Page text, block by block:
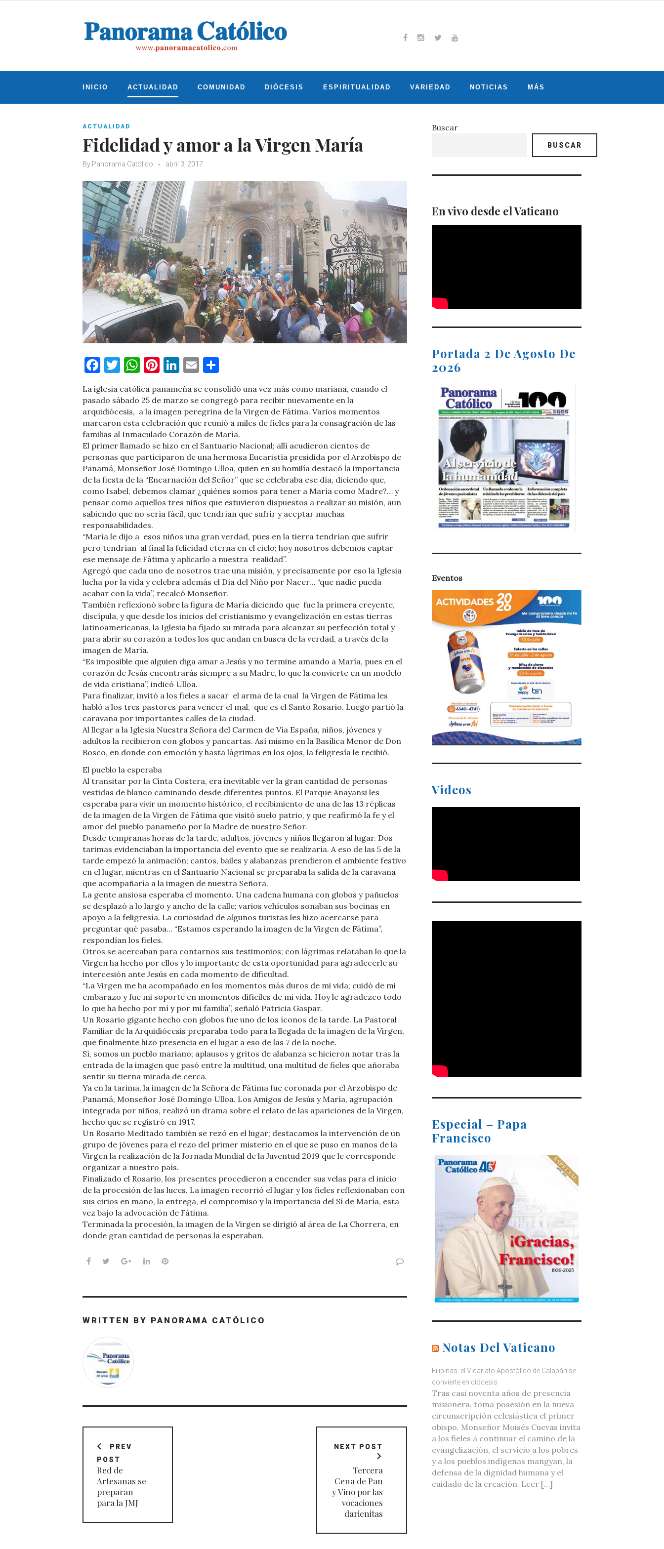
INICIO ACTUALIDAD COMUNIDAD DIÓCESIS ESPIRITUALIDAD VARIEDAD NOTICIAS MÁS
ACTUALIDAD
Fidelidad y amor a la Virgen María
By Panorama Católico abril 3, 2017
Facebook
Twitter
WhatsApp
Pinterest
LinkedIn
Email
La iglesia católica panameña se consolidó una vez más como mariana, cuando el
pasado sábado 25 de marzo se congregó para recibir nuevamente en la
arquidiócesis, a la imagen peregrina de la Virgen de Fátima. Varios momentos
marcaron esta celebración que reunió a miles de fieles para la consagración de las
familias al Inmaculado Corazón de María.
El primer llamado se hizo en el Santuario Nacional; allí acudieron cientos de
personas que participaron de una hermosa Eucaristía presidida por el Arzobispo de
Panamá, Monseñor José Domingo Ulloa, quien en su homilía destacó la importancia
de la fiesta de la “Encarnación del Señor” que se celebraba ese día, diciendo que,
como Isabel, debemos clamar ¿quiénes somos para tener a María como Madre?… y
pensar como aquellos tres niños que estuvieron dispuestos a realizar su misión, aun
sabiendo que no sería fácil, que tendrían que sufrir y aceptar muchas
responsabilidades.
“María le dijo a esos niños una gran verdad, pues en la tierra tendrían que sufrir
pero tendrían al final la felicidad eterna en el cielo; hoy nosotros debemos captar
ese mensaje de Fátima y aplicarlo a nuestra realidad”.
Agregó que cada uno de nosotros trae una misión, y precisamente por eso la Iglesia
lucha por la vida y celebra además el Día del Niño por Nacer… “que nadie pueda
acabar con la vida”, recalcó Monseñor.
También reflexionó sobre la figura de María diciendo que fue la primera creyente,
discípula, y que desde los inicios del cristianismo y evangelización en estas tierras
latinoamericanas, la Iglesia ha fijado su mirada para alcanzar su perfección total y
para abrir su corazón a todos los que andan en busca de la verdad, a través de la
imagen de María.
“Es imposible que alguien diga amar a Jesús y no termine amando a María, pues en el
corazón de Jesús encontrarás siempre a su Madre, lo que la convierte en un modelo
de vida cristiana”, indicó Ulloa.
Para finalizar, invitó a los fieles a sacar el arma de la cual la Virgen de Fátima les
habló a los tres pastores para vencer el mal, que es el Santo Rosario. Luego partió la
caravana por importantes calles de la ciudad.
Al llegar a la Iglesia Nuestra Señora del Carmen de Vía España, niños, jóvenes y
adultos la recibieron con globos y pancartas. Así mismo en la Basílica Menor de Don
Bosco, en donde con emoción y hasta lágrimas en los ojos, la feligresía le recibió.
El pueblo la esperaba
Al transitar por la Cinta Costera, era inevitable ver la gran cantidad de personas
vestidas de blanco caminando desde diferentes puntos. El Parque Anayansi les
esperaba para vivir un momento histórico, el recibimiento de una de las 13 réplicas
de la imagen de la Virgen de Fátima que visitó suelo patrio, y que reafirmó la fe y el
amor del pueblo panameño por la Madre de nuestro Señor.
Desde tempranas horas de la tarde, adultos, jóvenes y niños llegaron al lugar. Dos
tarimas evidenciaban la importancia del evento que se realizaría. A eso de las 5 de la
tarde empezó la animación; cantos, bailes y alabanzas prendieron el ambiente festivo
en el lugar, mientras en el Santuario Nacional se preparaba la salida de la caravana
que acompañaría a la imagen de nuestra Señora.
La gente ansiosa esperaba el momento. Una cadena humana con globos y pañuelos
se desplazó a lo largo y ancho de la calle; varios vehículos sonaban sus bocinas en
apoyo a la feligresía. La curiosidad de algunos turistas les hizo acercarse para
preguntar qué pasaba… “Estamos esperando la imagen de la Virgen de Fátima”,
respondían los fieles.
Otros se acercaban para contarnos sus testimonios; con lágrimas relataban lo que la
Virgen ha hecho por ellos y lo importante de esta oportunidad para agradecerle su
intercesión ante Jesús en cada momento de dificultad.
“La Virgen me ha acompañado en los momentos más duros de mi vida; cuidó de mi
embarazo y fue mi soporte en momentos difíciles de mi vida. Hoy le agradezco todo
lo que ha hecho por mí y por mi familia”, señaló Patricia Gaspar.
Un Rosario gigante hecho con globos fue uno de los íconos de la tarde. La Pastoral
Familiar de la Arquidiócesis preparaba todo para la llegada de la imagen de la Virgen,
que finalmente hizo presencia en el lugar a eso de las 7 de la noche.
Sí, somos un pueblo mariano; aplausos y gritos de alabanza se hicieron notar tras la
entrada de la imagen que pasó entre la multitud, una multitud de fieles que añoraba
sentir su tierna mirada de cerca.
Ya en la tarima, la imagen de la Señora de Fátima fue coronada por el Arzobispo de
Panamá, Monseñor José Domingo Ulloa. Los Amigos de Jesús y María, agrupación
integrada por niños, realizó un drama sobre el relato de las apariciones de la Virgen,
hecho que se registró en 1917.
Un Rosario Meditado también se rezó en el lugar; destacamos la intervención de un
grupo de jóvenes para el rezo del primer misterio en el que se puso en manos de la
Virgen la realización de la Jornada Mundial de la Juventud 2019 que le corresponde
organizar a nuestro país.
Finalizado el Rosario, los presentes procedieron a encender sus velas para el inicio
de la procesión de las luces. La imagen recorrió el lugar y los fieles reflexionaban con
sus cirios en mano, la entrega, el compromiso y la importancia del Sí de María, esta
vez bajo la advocación de Fátima.
Terminada la procesión, la imagen de la Virgen se dirigió al área de La Chorrera, en
donde gran cantidad de personas la esperaban.
Facebook
TwitterGoogle+LinkedInPinterest
WRITTEN BY PANORAMA CATÓLICO
de
entradas
PREV
POST
Red de
Artesanas se
preparan
para la JMJ
NEXT POST
Tercera
Cena de Pan
y Vino por las
vocaciones
darienitas
Buscar
BUSCAR
En vivo desde el Vaticano
Portada 2 De Agosto De
2026
Eventos
Videos
Especial – Papa
Francisco
Notas Del Vaticano
Filipinas: el Vicariato Apostólico de Calapán se
convierte en diócesis
Tras casi noventa años de presencia
misionera, toma posesión en la nueva
circunscripción eclesiástica el primer
obispo. Monseñor Moisés Cuevas invita
a los fieles a continuar el camino de la
evangelización, el servicio a los pobres
y a los pueblos indígenas mangyan, la
defensa de la dignidad humana y el
cuidado de la creación. Leer […]